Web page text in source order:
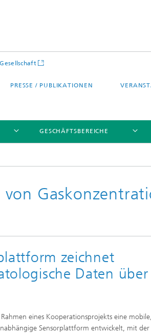
PRESSE / PUBLIKATIONEN
GESCHÄFTSBEREICHE
zeichnet
Daten über
eines Kooperationsprojekts eine mobile,
Sensorplattform entwickelt, mit der